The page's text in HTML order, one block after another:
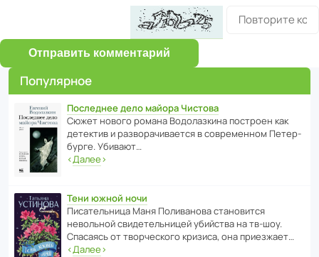
Отправить комментарий
Популярное
Последнее дело майора Чистова
Сюжет нового романа Водо­ла­з­кина пост­роен как
дете­ктив и разво­ра­чи­ва­ется в совре­менном Пете­р­
бурге. Убивают…
‹Далее›
Тени южной ночи
Писа­тель­ница Маня Поли­ва­нова стано­вится
невольной свиде­тель­ницей убийства на тв-шоу.
Спасаясь от твор­че­с­кого кризиса, она приезжает…
‹Далее›